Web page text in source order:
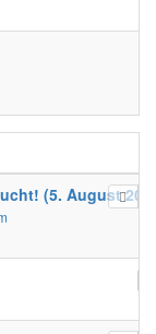
(5. August